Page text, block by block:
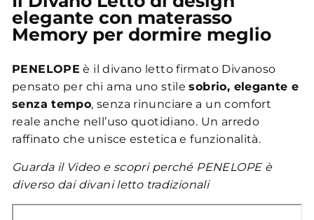
elegante con materasso
Memory per dormire meglio
PENELOPE è il divano letto firmato Divanoso
pensato per chi ama uno stilesobrio, elegante e
senza tempo, senza rinunciare a un comfort
reale anche nell’uso quotidiano. Un arredo
raffinato che unisce estetica e funzionalità.
Guarda il Video e scopri perché PENELOPE è
diverso dai divani letto tradizionali